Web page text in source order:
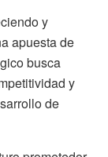
y
apuesta de
busca
y
de